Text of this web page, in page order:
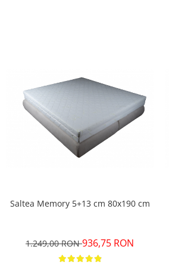
Saltea Memory 5+13 cm 80x190 cm
1.249,00 RON936,75 RON